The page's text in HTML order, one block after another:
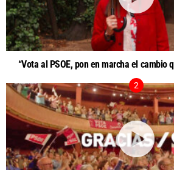
“Vota al PSOE, pon en marcha el cambio